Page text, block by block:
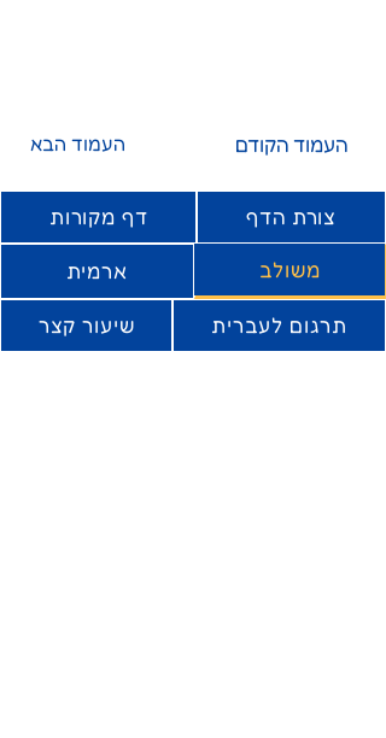
העמוד הבא העמוד הקודם
צורת הדף דף מקורות
משולב ארמית
תרגום לעברית שיעור קצר